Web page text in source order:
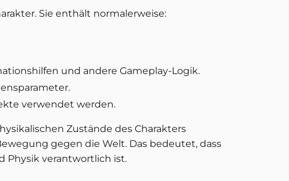
Sie enthält normalerweise:
und andere Gameplay-Logik.
verwendet werden.
Zustände des Charakters
gegen die Welt. Das bedeutet, dass
Physik verantwortlich ist.